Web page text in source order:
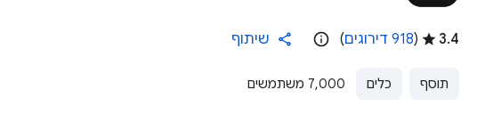
3.4
(918 דירוגים ) שיתוף
תוסף כלים 7,000 משתמשים